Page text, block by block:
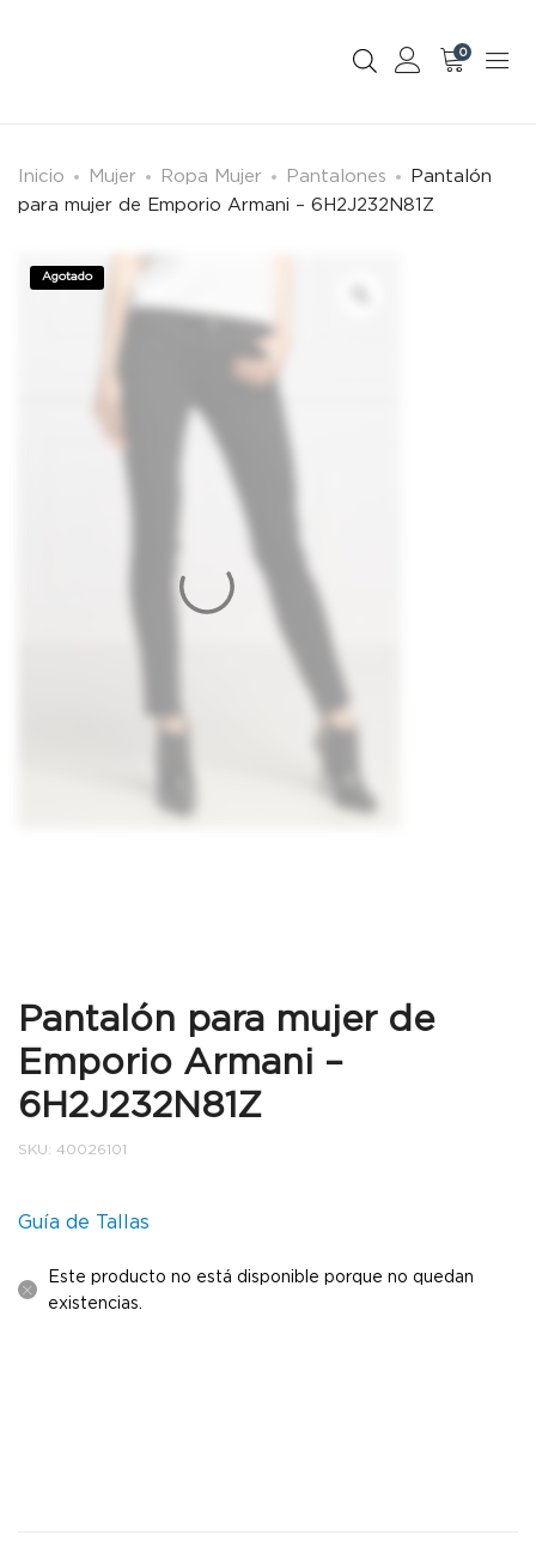
0
Inicio Mujer Ropa Mujer Pantalones
Pantalón
para mujer de Emporio Armani – 6H2J232N81Z
Agotado
Pantalón para mujer de
Emporio Armani –
6H2J232N81Z
SKU: 40026101
Guía de Tallas
Este producto no está disponible porque no quedan
existencias.